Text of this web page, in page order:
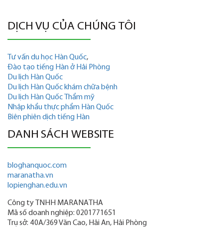
DỊCH VỤ CỦA CHÚNG TÔI
Tư vấn du học Hàn Quốc,
Đào tạo tiếng Hàn ở Hải Phòng
Du lịch Hàn Quốc
Du lịch Hàn Quốc khám chữa bệnh
Du lịch Hàn Quốc Thẩm mỹ
Nhập khẩu thực phẩm Hàn Quốc
Biên phiên dịch tiếng Hàn
DANH SÁCH WEBSITE
bloghanquoc.com
maranatha.vn
lopienghan.edu.vn
Công ty TNHH MARANATHA
Mã số doanh nghiệp: 0201771651
Trụ sở: 40A/369 Văn Cao, Hải An, Hải Phòng